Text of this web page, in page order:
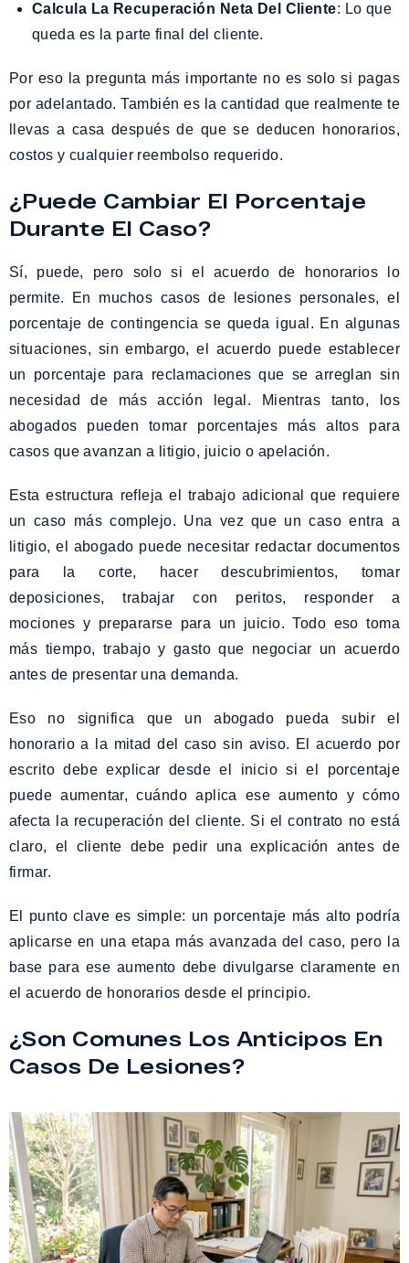
Calcula La Recuperación Neta Del Cliente: Lo que
queda es la parte final del cliente.
Por eso la pregunta más importante no es solo si pagas
por adelantado. También es la cantidad que realmente te
llevas a casa después de que se deducen honorarios,
costos y cualquier reembolso requerido.
¿Puede Cambiar El Porcentaje
Durante El Caso?
Sí, puede, pero solo si el acuerdo de honorarios lo
permite. En muchos casos de lesiones personales, el
porcentaje de contingencia se queda igual. En algunas
situaciones, sin embargo, el acuerdo puede establecer
un porcentaje para reclamaciones que se arreglan sin
necesidad de más acción legal. Mientras tanto, los
abogados pueden tomar porcentajes más altos para
casos que avanzan a litigio, juicio o apelación.
Esta estructura refleja el trabajo adicional que requiere
un caso más complejo. Una vez que un caso entra a
litigio, el abogado puede necesitar redactar documentos
para la corte, hacer descubrimientos, tomar
deposiciones, trabajar con peritos, responder a
mociones y prepararse para un juicio. Todo eso toma
más tiempo, trabajo y gasto que negociar un acuerdo
antes de presentar una demanda.
Eso no significa que un abogado pueda subir el
honorario a la mitad del caso sin aviso. El acuerdo por
escrito debe explicar desde el inicio si el porcentaje
puede aumentar, cuándo aplica ese aumento y cómo
afecta la recuperación del cliente. Si el contrato no está
claro, el cliente debe pedir una explicación antes de
firmar.
El punto clave es simple: un porcentaje más alto podría
aplicarse en una etapa más avanzada del caso, pero la
base para ese aumento debe divulgarse claramente en
el acuerdo de honorarios desde el principio.
¿Son Comunes Los Anticipos En
Casos De Lesiones?